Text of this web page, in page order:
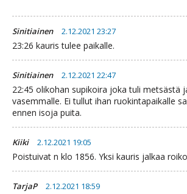
Sinitiainen 2.12.2021 23:27
23:26 kauris tulee paikalle.
Sinitiainen 2.12.2021 22:47
22:45 olikohan supikoira joka tuli metsästä
vasemmalle. Ei tullut ihan ruokintapaikalle
ennen isoja puita.
Kiiki 2.12.2021 19:05
Poistuivat n klo 1856. Yksi kauris jalkaa
TarjaP 2.12.2021 18:59